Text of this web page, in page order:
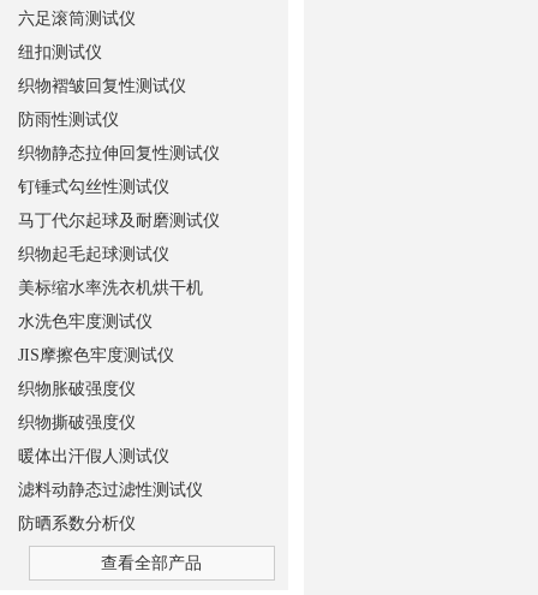
六足滚筒测试仪
纽扣测试仪
织物褶皱回复性测试仪
防雨性测试仪
织物静态拉伸回复性测试仪
钉锤式勾丝性测试仪
马丁代尔起球及耐磨测试仪
织物起毛起球测试仪
美标缩水率洗衣机烘干机
水洗色牢度测试仪
JIS摩擦色牢度测试仪
织物胀破强度仪
织物撕破强度仪
暖体出汗假人测试仪
滤料动静态过滤性测试仪
防晒系数分析仪
查看全部产品